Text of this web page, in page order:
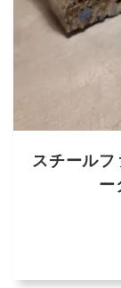
スチール
ー